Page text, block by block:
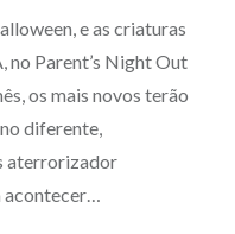
e as criaturas
no Parent’s Night Out
os mais novos terão
diferente,
aterrorizador
acontecer…